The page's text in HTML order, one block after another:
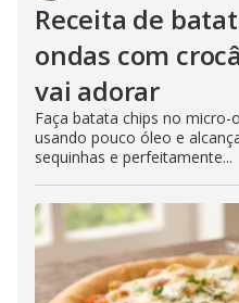
Receita de
ondas com
vai adorar
Faça batata chips no micro-
usando pouco óleo e
sequinhas e perfeitamente...